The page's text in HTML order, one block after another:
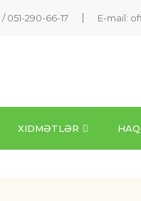
/051-290-66-17 E-mail:
XIDMƏTLƏR